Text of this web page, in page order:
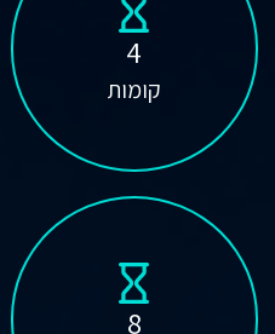
4
קומות
8